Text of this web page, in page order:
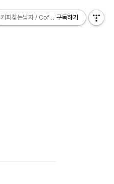
커피찾는남자 / Coffee Explorer
구독하기
커피찾는남자 / Coffee Explorer
구독하기